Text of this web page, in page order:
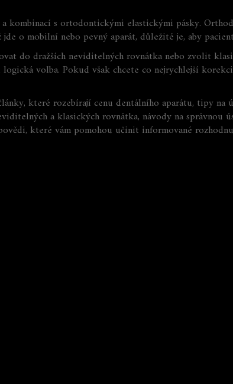
kombinací s ortodontickými elastickými pásky.
o mobilní nebo pevný aparát, důležité je, aby
do dražších neviditelných rovnátka nebo zvolit
volba. Pokud však chcete co nejrychlejší
které rozebírají cenu dentálního aparátu, tipy
a klasických rovnátka, návody na
které vám pomohou učinit informované